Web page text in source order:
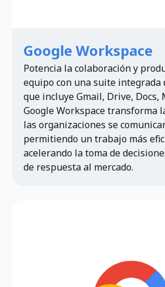
Google Workspace
Potencia la colaboración y
equipo con una suite integrada
que incluye Gmail, Drive, Docs,
Google Workspace transforma
las organizaciones se
permitiendo un trabajo más
acelerando la toma de
de respuesta al mercado.